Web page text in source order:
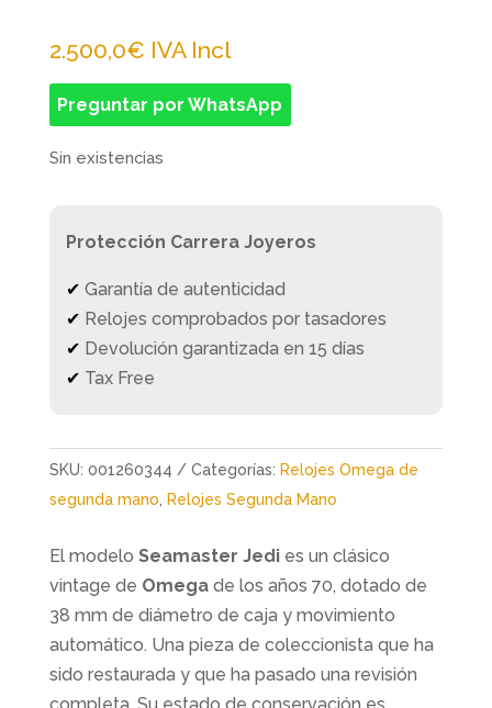
2.500,0€ IVA Incl
Preguntar por WhatsApp
Sin existencias
Protección Carrera Joyeros
✔ Garantía de autenticidad
✔ Relojes comprobados por tasadores
✔ Devolución garantizada en 15 días
✔ Tax Free
SKU: 001260344 Categorías: Relojes Omega de
segunda mano
Relojes Segunda Mano
El modelo Seamaster Jedies un clásico
vintage de Omegade los años 70, dotado de
38 mm de diámetro de caja y movimiento
automático. Una pieza de coleccionista que ha
sido restaurada y que ha pasado una revisión